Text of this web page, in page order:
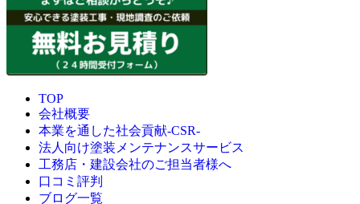
TOP
会社概要
本業を通した社会貢献-CSR-
法人向け塗装メンテナンスサービス
工務店・建設会社のご担当者様へ
口コミ評判
ブログ一覧